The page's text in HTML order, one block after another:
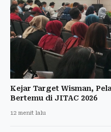
Kejar Target Wisman,
Bertemu di JITAC 2026
12 menit lalu